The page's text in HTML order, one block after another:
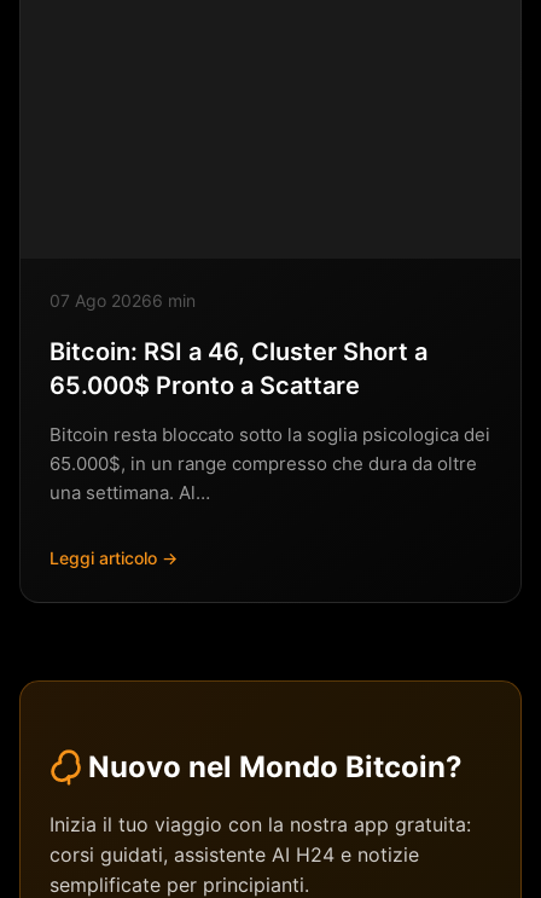
07 Ago 20266 min
Bitcoin: RSI a 46, Cluster Short a
65.000$ Pronto a Scattare
Bitcoin resta bloccato sotto la soglia psicologica dei
65.000$, in un range compresso che dura da oltre
una settimana. Al…
Leggi articolo →
Nuovo nel Mondo Bitcoin?
Inizia il tuo viaggio con la nostra app gratuita:
corsi guidati, assistente AI H24 e notizie
semplificate per principianti.